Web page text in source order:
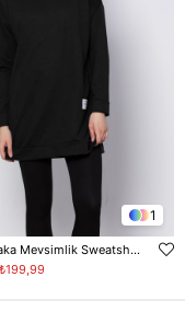
1
Bisiklet Yaka Mevsimlik Sweatshirt - Siyah
₺199,99